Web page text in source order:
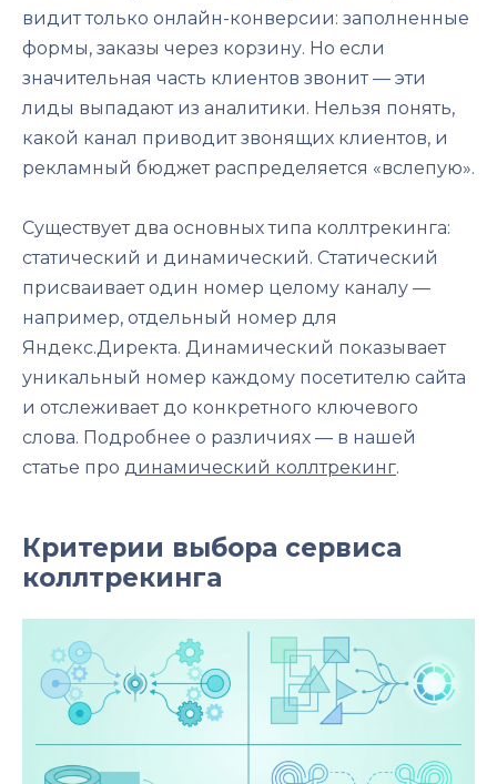
видит только онлайн-конверсии: заполненные
формы, заказы через корзину. Но если
значительная часть клиентов звонит — эти
лиды выпадают из аналитики. Нельзя понять,
какой канал приводит звонящих клиентов, и
рекламный бюджет распределяется «вслепую».
Существует два основных типа коллтрекинга:
статический и динамический. Статический
присваивает один номер целому каналу —
например, отдельный номер для
Яндекс.Директа. Динамический показывает
уникальный номер каждому посетителю сайта
и отслеживает до конкретного ключевого
слова. Подробнее о различиях — в нашей
статье про динамический коллтрекинг.
Критерии выбора сервиса
коллтрекинга